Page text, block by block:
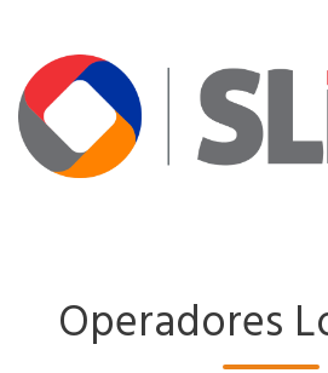
Operadores